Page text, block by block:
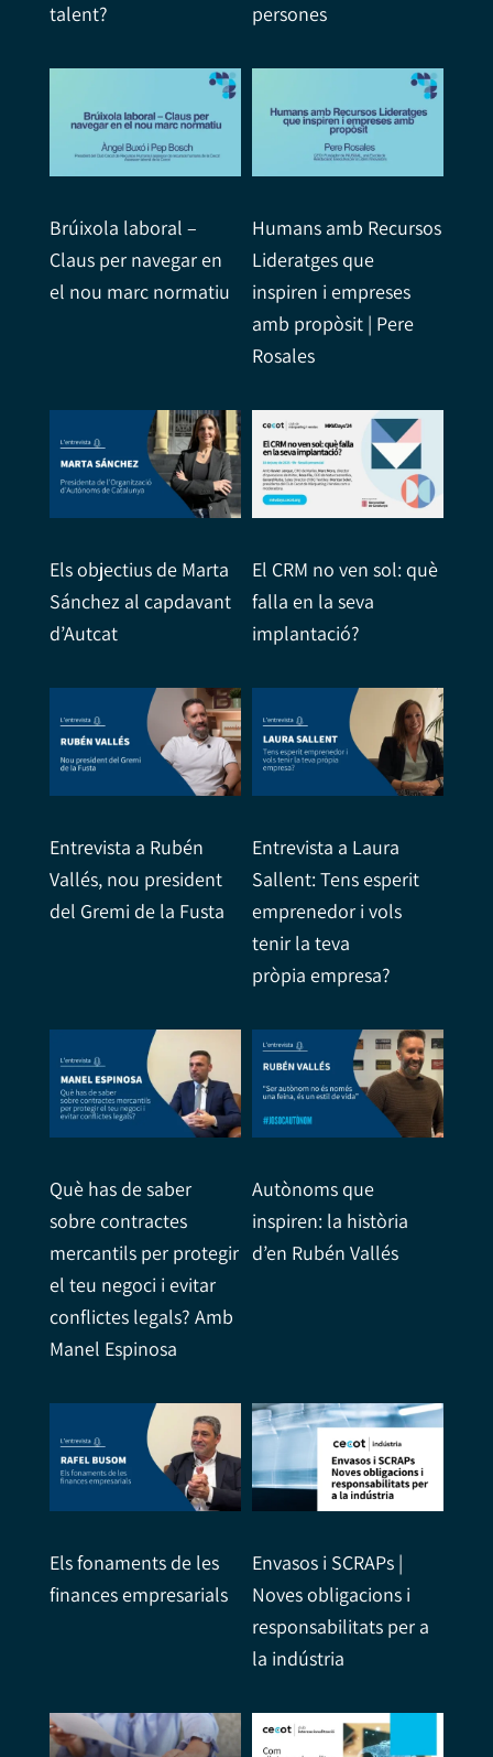
talent? persones
Brúixola laboral –
Claus per navegar en
el nou marc normatiu
Humans amb Recursos
Lideratges que
inspiren i empreses
amb propòsit | Pere
Rosales
Els objectius de Marta
Sánchez al capdavant
d’Autcat
El CRM no ven sol: què
falla en la seva
implantació?
Entrevista a Rubén
Vallés, nou president
del Gremi de la Fusta
Entrevista a Laura
Sallent: Tens esperit
emprenedor i vols
tenir la teva
pròpia empresa?
Què has de saber
sobre contractes
mercantils per protegir
el teu negoci i evitar
conflictes legals? Amb
Manel Espinosa
Autònoms que
inspiren: la història
d’en Rubén Vallés
Els fonaments de les
finances empresarials
Envasos i SCRAPs |
Noves obligacions i
responsabilitats per a
la indústria